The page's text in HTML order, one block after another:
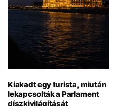
Kiakadt egy turista, miután
lekapcsolták a Parlament
díszkivilágítását